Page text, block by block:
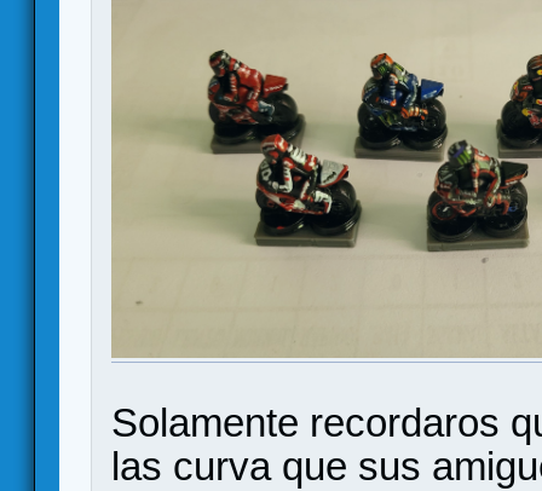
Solamente recordaros
las curva que sus